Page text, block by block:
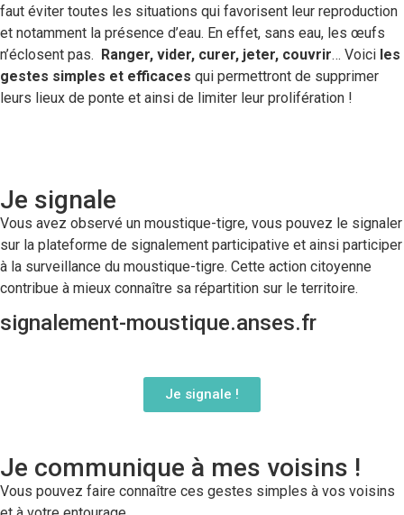
faut éviter toutes les situations qui favorisent leur reproduction
et notamment la présence d’eau. En effet, sans eau, les œufs
n’éclosent pas.
Ranger, vider, curer, jeter, couvrir… Voici les
gestes simples et efficaces qui permettront de supprimer
leurs lieux de ponte et ainsi de limiter leur prolifération !
Je signale
Vous avez observé un moustique-tigre, vous pouvez le signaler
sur la plateforme de signalement participative et ainsi participer
à la surveillance du moustique-tigre. Cette action citoyenne
contribue à mieux connaître sa répartition sur le territoire.
signalement-moustique.anses.fr
Je signale !
Je communique à mes voisins !
Vous pouvez faire connaître ces gestes simples à vos voisins